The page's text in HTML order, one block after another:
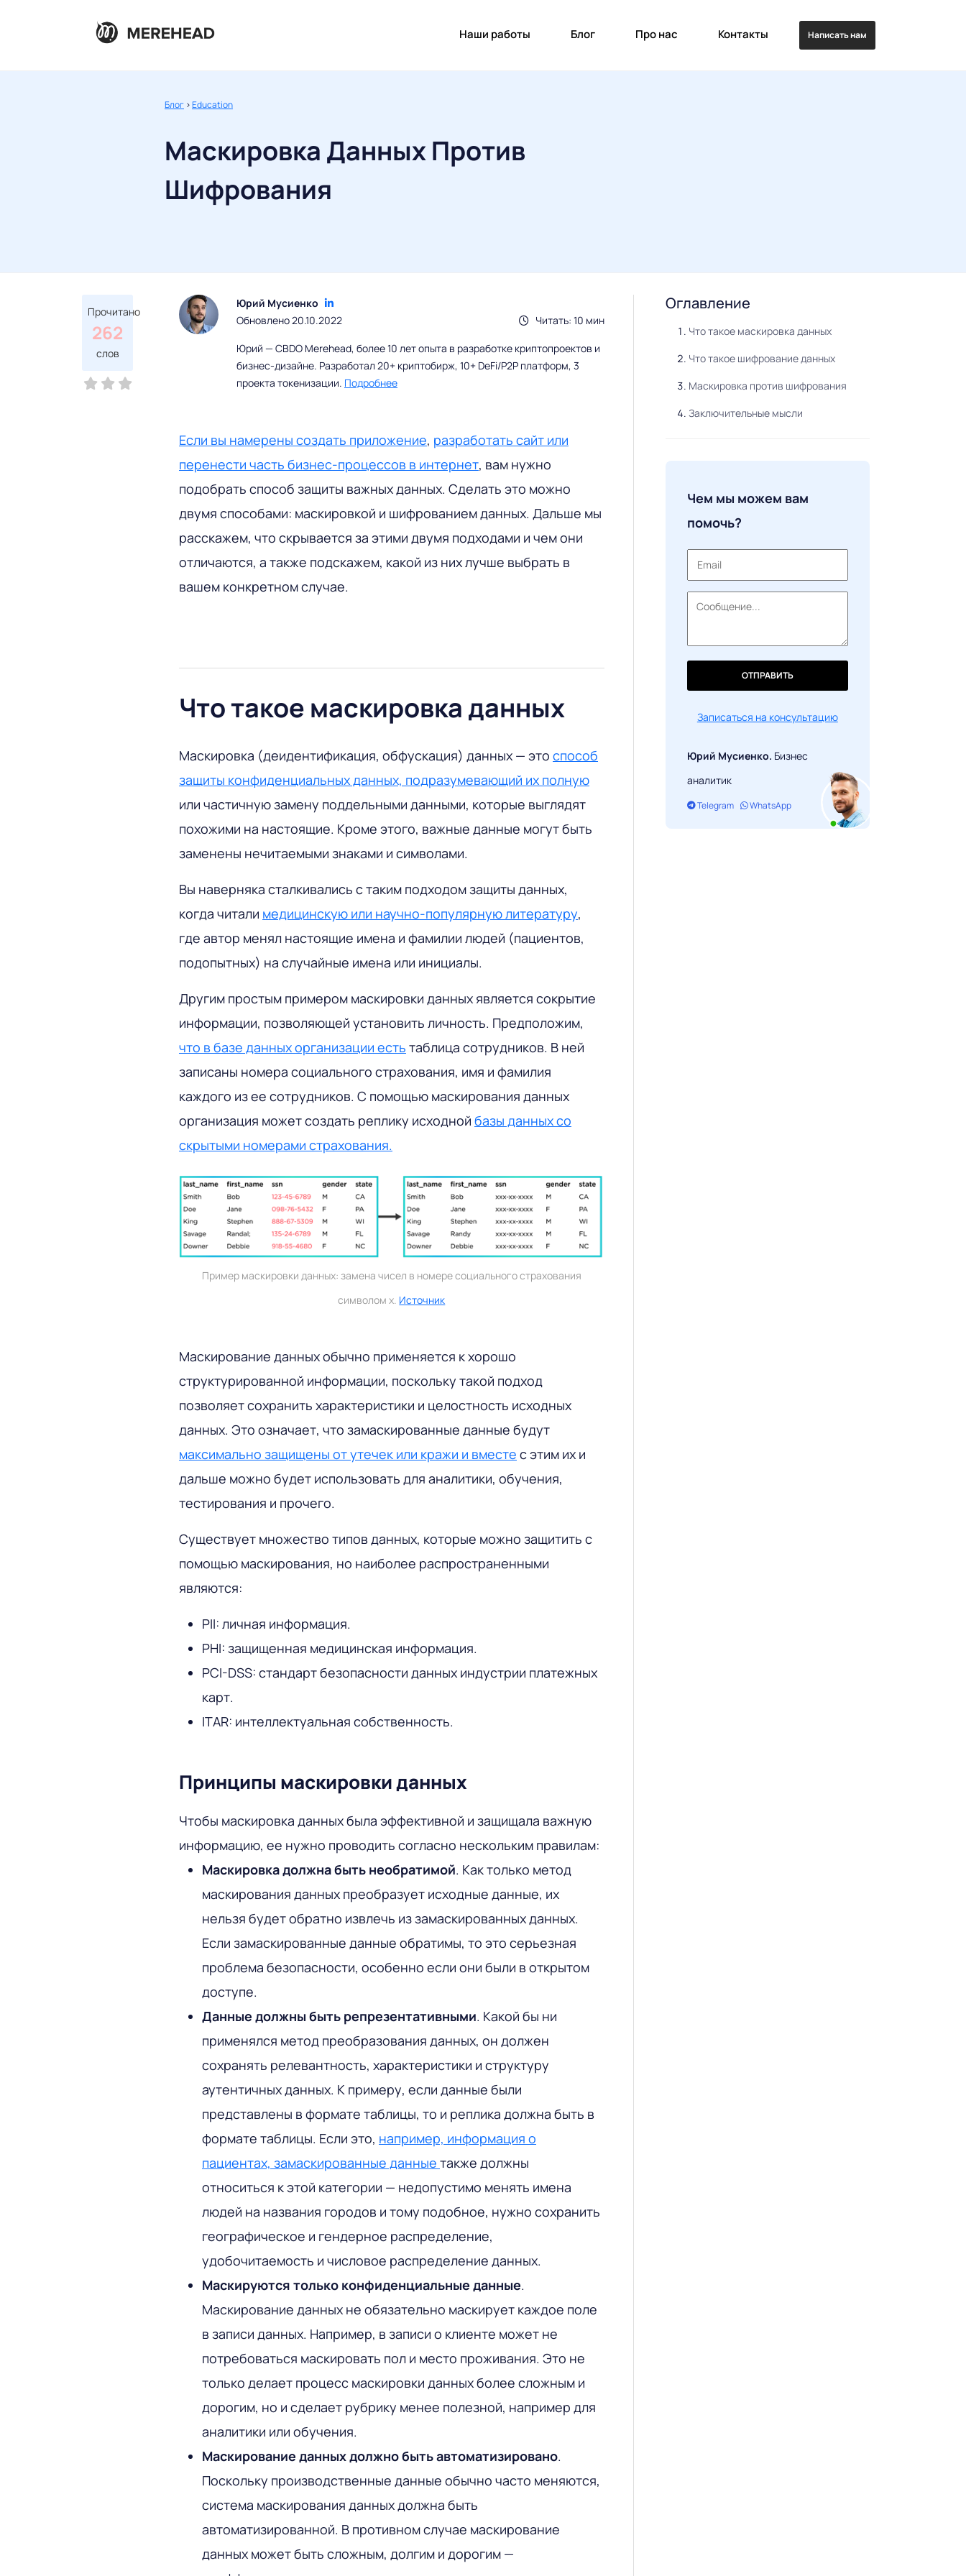
Наши работы Блог Про нас Контакты Написать нам
Блог >Education
Маскировка Данных Против
Шифрования
Прочитано
262
слов
Юрий Мусиенко
Читать: 10 мин
Обновлено 20.10.2022
Юрий — CBDO Merehead, более 10 лет опыта в разработке криптопроектов и
бизнес-дизайне. Разработал 20+ криптобирж, 10+ DeFi/P2P платформ, 3
проекта токенизации. Подробнее
Если вы намерены создать приложение, разработать сайт или
перенести часть бизнес-процессов в интернет, вам нужно
подобрать способ защиты важных данных. Сделать это можно
двумя способами: маскировкой и шифрованием данных. Дальше мы
расскажем, что скрывается за этими двумя подходами и чем они
отличаются, а также подскажем, какой из них лучше выбрать в
вашем конкретном случае.
Что такое маскировка данных
Маскировка (деидентификация, обфускация) данных — это способ
защиты конфиденциальных данных, подразумевающий их полную
или частичную замену поддельными данными, которые выглядят
похожими на настоящие. Кроме этого, важные данные могут быть
заменены нечитаемыми знаками и символами.
Вы наверняка сталкивались с таким подходом защиты данных,
когда читали медицинскую или научно-популярную литературу,
где автор менял настоящие имена и фамилии людей (пациентов,
подопытных) на случайные имена или инициалы.
Другим простым примером маскировки данных является сокрытие
информации, позволяющей установить личность. Предположим,
что в базе данных организации есть таблица сотрудников. В ней
записаны номера социального страхования, имя и фамилия
каждого из ее сотрудников. С помощью маскирования данных
организация может создать реплику исходной базы данных со
скрытыми номерами страхования.
Пример маскировки данных: замена чисел в номере социального страхования
символом х. Источник
Маскирование данных обычно применяется к хорошо
структурированной информации, поскольку такой подход
позволяет сохранить характеристики и целостность исходных
данных. Это означает, что замаскированные данные будут
максимально защищены от утечек или кражи и вместе с этим их и
дальше можно будет использовать для аналитики, обучения,
тестирования и прочего.
Существует множество типов данных, которые можно защитить с
помощью маскирования, но наиболее распространенными
являются:
PII: личная информация.
PHI: защищенная медицинская информация.
PCI-DSS: стандарт безопасности данных индустрии платежных
карт.
ITAR: интеллектуальная собственность.
Принципы маскировки данных
Чтобы маскировка данных была эффективной и защищала важную
информацию, ее нужно проводить согласно нескольким правилам:
Маскировка должна быть необратимой. Как только метод
маскирования данных преобразует исходные данные, их
нельзя будет обратно извлечь из замаскированных данных.
Если замаскированные данные обратимы, то это серьезная
проблема безопасности, особенно если они были в открытом
доступе.
Данные должны быть репрезентативными. Какой бы ни
применялся метод преобразования данных, он должен
сохранять релевантность, характеристики и структуру
аутентичных данных. К примеру, если данные были
представлены в формате таблицы, то и реплика должна быть в
формате таблицы. Если это, например, информация о
пациентах, замаскированные данные также должны
относиться к этой категории — недопустимо менять имена
людей на названия городов и тому подобное, нужно сохранить
географическое и гендерное распределение,
удобочитаемость и числовое распределение данных.
Маскируются только конфиденциальные данные.
Маскирование данных не обязательно маскирует каждое поле
в записи данных. Например, в записи о клиенте может не
потребоваться маскировать пол и место проживания. Это не
только делает процесс маскировки данных более сложным и
дорогим, но и сделает рубрику менее полезной, например для
аналитики или обучения.
Маскирование данных должно быть автоматизировано.
Поскольку производственные данные обычно часто меняются,
система маскирования данных должна быть
автоматизированной. В противном случае маскирование
данных может быть сложным, долгим и дорогим —
Оглавление
Что такое маскировка данных
Что такое шифрование данных
Маскировка против шифрования
Заключительные мысли
Чем мы можем вам
помочь?
ОТПРАВИТЬ
Записаться на консультацию
Юрий Мусиенко. Бизнес
аналитик
Telegram WhatsApp